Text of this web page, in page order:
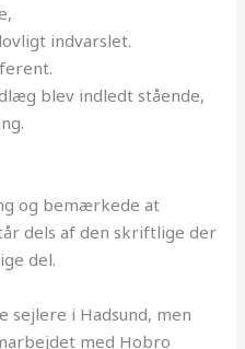
indvarslet.
blev indledt stående,
og bemærkede at
dels af den skriftlige der
del.
sejlere i Hadsund, men
med Hobro